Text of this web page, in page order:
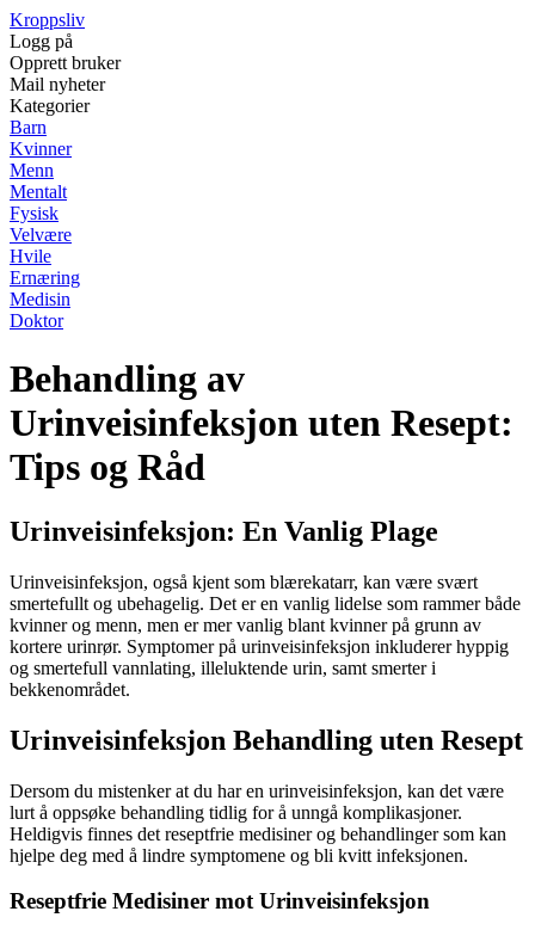
Kroppsliv
Logg på
Opprett bruker
Mail nyheter
Kategorier
Barn
Kvinner
Menn
Mentalt
Fysisk
Velvære
Hvile
Ernæring
Medisin
Doktor
Behandling av
Urinveisinfeksjon uten Resept:
Tips og Råd
Urinveisinfeksjon: En Vanlig Plage
Urinveisinfeksjon, også kjent som blærekatarr, kan være svært
smertefullt og ubehagelig. Det er en vanlig lidelse som rammer både
kvinner og menn, men er mer vanlig blant kvinner på grunn av
kortere urinrør. Symptomer på urinveisinfeksjon inkluderer hyppig
og smertefull vannlating, illeluktende urin, samt smerter i
bekkenområdet.
Urinveisinfeksjon Behandling uten Resept
Dersom du mistenker at du har en urinveisinfeksjon, kan det være
lurt å oppsøke behandling tidlig for å unngå komplikasjoner.
Heldigvis finnes det reseptfrie medisiner og behandlinger som kan
hjelpe deg med å lindre symptomene og bli kvitt infeksjonen.
Reseptfrie Medisiner mot Urinveisinfeksjon